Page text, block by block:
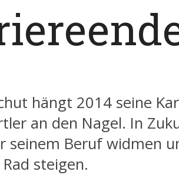
hängt 2014 seine
an den Nagel. In
seinem Beruf widmen
steigen.